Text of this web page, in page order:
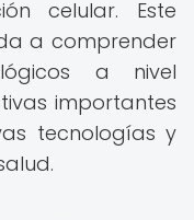
celular. Este
a comprender
a nivel
importantes
tecnologías y